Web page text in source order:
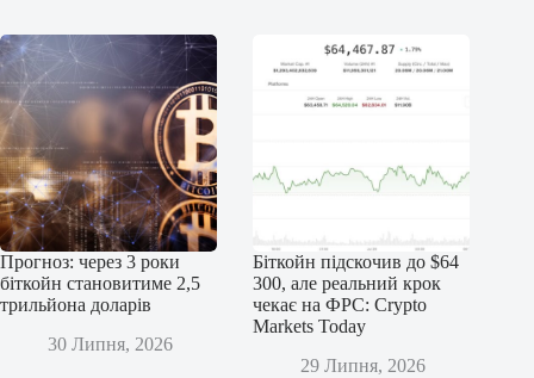
Прогноз: через 3 роки
біткойн становитиме 2,5
трильйона доларів
30 Липня, 2026
Біткойн підскочив до $64
300, але реальний крок
чекає на ФРС: Crypto
Markets Today
29 Липня, 2026